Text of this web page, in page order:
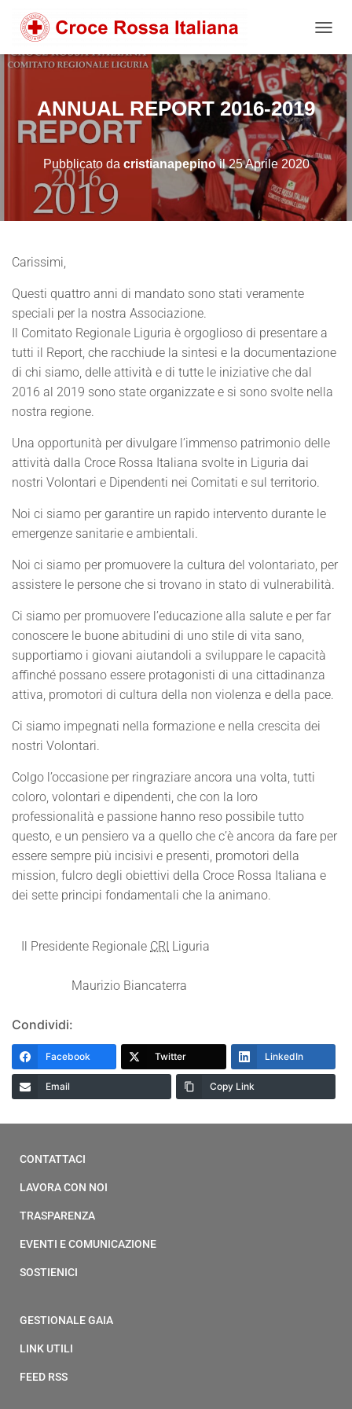
ANNUAL REPORT 2016-2019
Pubblicato da cristianapepinoil25 Aprile 2020
Carissimi,
Questi quattro anni di mandato sono stati veramente
speciali per la nostra Associazione.
Il Comitato Regionale Liguria è orgoglioso di presentare a
tutti il Report, che racchiude la sintesi e la documentazione
di chi siamo, delle attività e di tutte le iniziative che dal
2016 al 2019 sono state organizzate e si sono svolte nella
nostra regione.
Una opportunità per divulgare l’immenso patrimonio delle
attività dalla Croce Rossa Italiana svolte in Liguria dai
nostri Volontari e Dipendenti nei Comitati e sul territorio.
Noi ci siamo per garantire un rapido intervento durante le
emergenze sanitarie e ambientali.
Noi ci siamo per promuovere la cultura del volontariato, per
assistere le persone che si trovano in stato di vulnerabilità.
Ci siamo per promuovere l’educazione alla salute e per far
conoscere le buone abitudini di uno stile di vita sano,
supportiamo i giovani aiutandoli a sviluppare le capacità
affinché possano essere protagonisti di una cittadinanza
attiva, promotori di cultura della non violenza e della pace.
Ci siamo impegnati nella formazione e nella crescita dei
nostri Volontari.
Colgo l’occasione per ringraziare ancora una volta, tutti
coloro, volontari e dipendenti, che con la loro
professionalità e passione hanno reso possibile tutto
questo, e un pensiero va a quello che c’è ancora da fare per
essere sempre più incisivi e presenti, promotori della
mission, fulcro degli obiettivi della Croce Rossa Italiana e
dei sette principi fondamentali che la animano.
Il Presidente Regionale CRI Liguria
Maurizio Biancaterra
Condividi:
Facebook Twitter LinkedIn
Email Copy Link
CONTATTACI
LAVORA CON NOI
TRASPARENZA
EVENTI E COMUNICAZIONE
SOSTIENICI
GESTIONALE GAIA
LINK UTILI
FEED RSS